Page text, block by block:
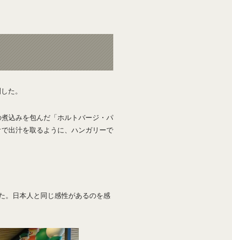
た。
込みを包んだ「ホルトバージ・パ
出汁を取るように、ハンガリーで
。日本人と同じ感性があるのを感